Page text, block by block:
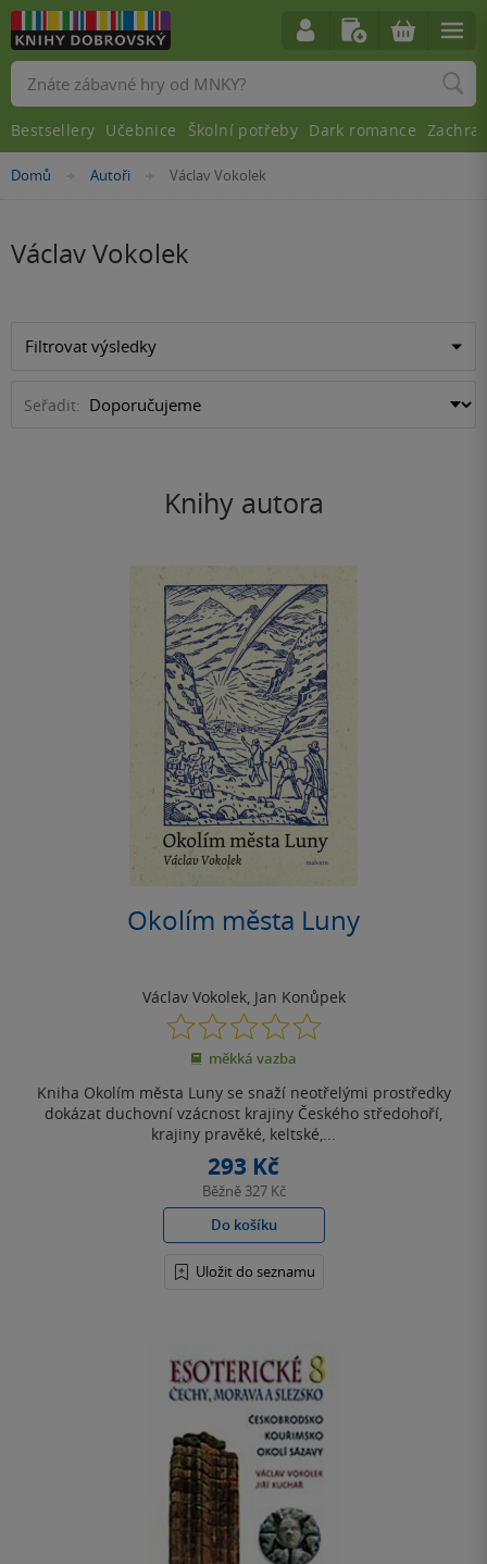
Nacházíte
Domů »Autoři »
Václav Vokolek
Václav Vokolek
Filtrovat výsledky
Seřadit:
Knihy autora
Okolím města Luny
Václav Vokolek, Jan Konůpek
0.0
z
5
měkká vazba
Kniha Okolím města Luny se snaží neotřelými prostředky
dokázat duchovní vzácnost krajiny Českého středohoří,
krajiny pravěké, keltské,...
293 Kč
Běžně 327 Kč
Do košíku
Uložit do seznamu
Vyhledávání
Bestsellery Učebnice Školní potřeby Dark romance